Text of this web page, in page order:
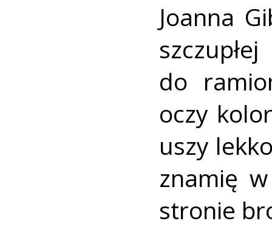
Joanna
do
oczy
uszy
znamię
stronie